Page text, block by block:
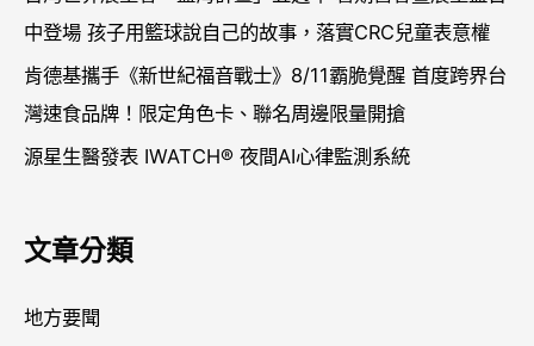
中登場 孩子用籃球說自己的故事，落實CRC兒童表意權
肯德基攜手《新世紀福音戰士》8/11霸脆覺醒 首度跨界台
灣速食品牌！限定角色卡、聯名周邊限量開搶
源星生醫發表 IWATCH® 夜間AI心律監測系統
文章分類
地方要聞